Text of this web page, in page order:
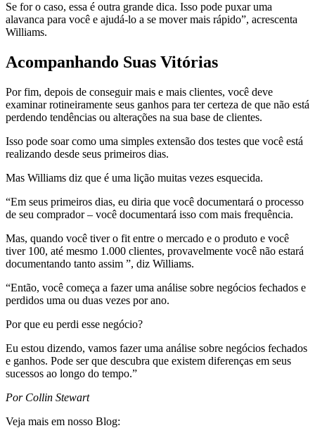
Se for o caso, essa é outra grande dica. Isso pode puxar uma
alavanca para você e ajudá-lo a se mover mais rápido”, acrescenta
Williams.
Acompanhando Suas Vitórias
Por fim, depois de conseguir mais e mais clientes, você deve
examinar rotineiramente seus ganhos para ter certeza de que não está
perdendo tendências ou alterações na sua base de clientes.
Isso pode soar como uma simples extensão dos testes que você está
realizando desde seus primeiros dias.
Mas Williams diz que é uma lição muitas vezes esquecida.
“Em seus primeiros dias, eu diria que você documentará o processo
de seu comprador – você documentará isso com mais frequência.
Mas, quando você tiver o fit entre o mercado e o produto e você
tiver 100, até mesmo 1.000 clientes, provavelmente você não estará
documentando tanto assim ”, diz Williams.
“Então, você começa a fazer uma análise sobre negócios fechados e
perdidos uma ou duas vezes por ano.
Por que eu perdi esse negócio?
Eu estou dizendo, vamos fazer uma análise sobre negócios fechados
e ganhos. Pode ser que descubra que existem diferenças em seus
sucessos ao longo do tempo.”
Por Collin Stewart
Veja mais em nosso Blog: